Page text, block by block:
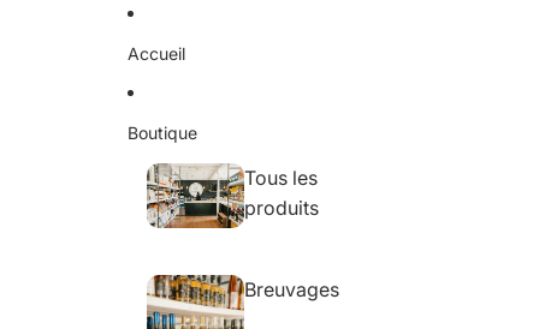
Accueil
Boutique
Tous les
produits
Breuvages